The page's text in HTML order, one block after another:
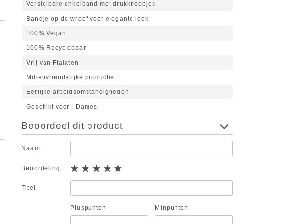
Verstelbare enkelband met drukknoopjes
Bandje op de wreef voor elegante look
100% Vegan
100% Recyclebaar
Vrij van Ftalaten
Milieuvriendelijke productie
Eerlijke arbeidsomstandigheden
Geschikt voor Dames
Beoordeel dit product
Naam
Beoordeling
Titel
Pluspunten Minpunten